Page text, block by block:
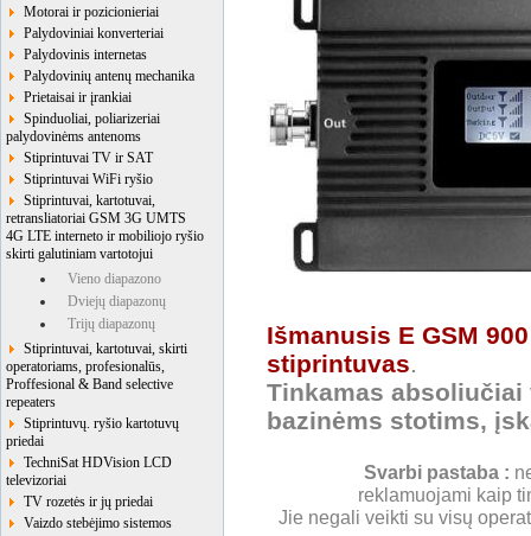
Motorai ir pozicionieriai
Palydoviniai konverteriai
Palydovinis internetas
Palydovinių antenų mechanika
Prietaisai ir įrankiai
Spinduoliai, poliarizeriai
palydovinėms antenoms
Stiprintuvai TV ir SAT
Stiprintuvai WiFi ryšio
Stiprintuvai, kartotuvai,
retransliatoriai GSM 3G UMTS
4G LTE interneto ir mobiliojo ryšio
skirti galutiniam vartotojui
Vieno diapazono
Dviejų diapazonų
Trijų diapazonų
Stiprintuvai, kartotuvai, skirti
operatoriams, profesionalūs,
Proffesional & Band selective
repeaters
Stiprintuvų. ryšio kartotuvų
priedai
TechniSat HDVision LCD
televizoriai
TV rozetės ir jų priedai
Vaizdo stebėjimo sistemos
Išmanusis E GSM
stiprintuvas.
Tinkamas
bazinėms stotims,
Svarbi pastaba :
reklamuojami kaip
Jie negali veikti su visų